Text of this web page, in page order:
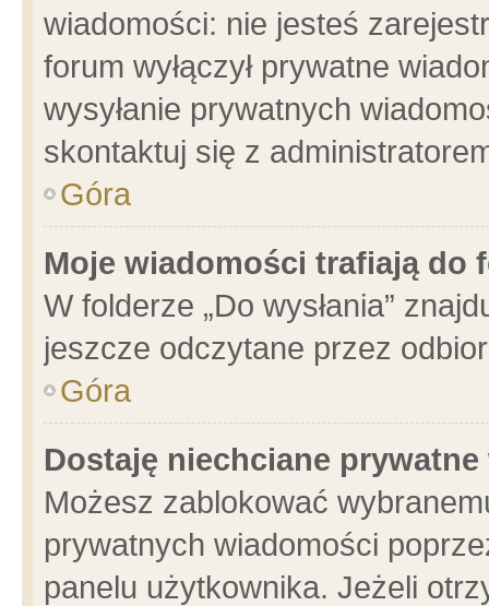
wiadomości: nie jesteś
forum wyłączył prywatne
wysyłanie prywatnych
skontaktuj się z
Góra
Moje wiadomości trafiają do
W folderze „Do wysłania”
jeszcze odczytane przez
Góra
Dostaję niechciane
Możesz zablokować
prywatnych wiadomości
panelu użytkownika. Jeżeli